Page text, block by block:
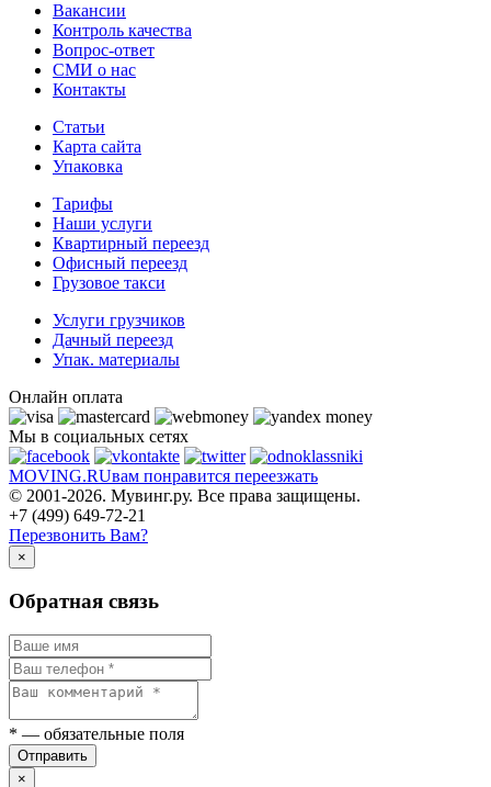
Вакансии
Контроль качества
Вопрос-ответ
СМИ о нас
Контакты
Статьи
Карта сайта
Упаковка
Тарифы
Наши услуги
Квартирный переезд
Офисный переезд
Грузовое такси
Услуги грузчиков
Дачный переезд
Упак. материалы
Онлайн оплата
Мы в социальных сетях
MOVING.RUвам понравится переезжать
© 2001-2026. Мувинг.ру. Все права защищены.
+7 (499) 649-72-21
Перезвонить Вам?
×
Обратная связь
* — обязательные поля
Отправить
×